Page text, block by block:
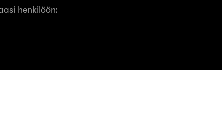
henkilöön: